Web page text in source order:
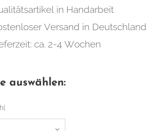
in Handarbeit
Versand in Deutschland
ca. 2-4 Wochen
auswählen: